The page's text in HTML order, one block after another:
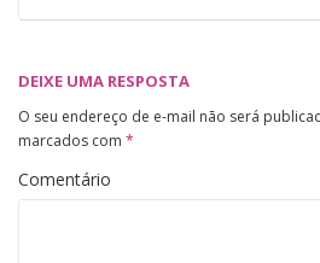
DEIXE UMA RESPOSTA
O seu endereço de e-mail não será
marcados com *
Comentário